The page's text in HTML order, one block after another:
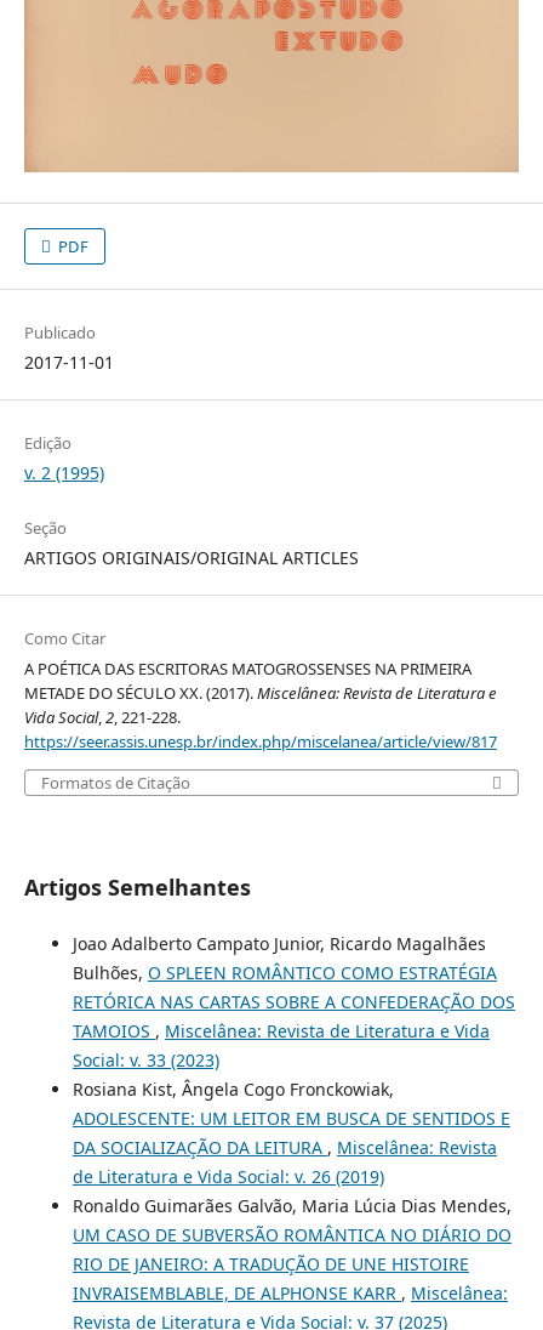
PDF
Publicado
2017-11-01
Edição
v. 2 (1995)
Seção
ARTIGOS ORIGINAIS/ORIGINAL ARTICLES
Como Citar
A POÉTICA DAS ESCRITORAS MATOGROSSENSES NA PRIMEIRA
METADE DO SÉCULO XX. (2017).Miscelânea: Revista de Literatura e
Vida Social,2, 221-228.
https://seer.assis.unesp.br/index.php/miscelanea/article/view/817
Formatos de Citação
Artigos Semelhantes
Joao Adalberto Campato Junior, Ricardo Magalhães
Bulhões, O SPLEEN ROMÂNTICO COMO ESTRATÉGIA
RETÓRICA NAS CARTAS SOBRE A CONFEDERAÇÃO DOS
TAMOIOS , Miscelânea: Revista de Literatura e Vida
Social: v. 33 (2023)
Rosiana Kist, Ângela Cogo Fronckowiak,
ADOLESCENTE: UM LEITOR EM BUSCA DE SENTIDOS E
DA SOCIALIZAÇÃO DA LEITURA , Miscelânea: Revista
de Literatura e Vida Social: v. 26 (2019)
Ronaldo Guimarães Galvão, Maria Lúcia Dias Mendes,
UM CASO DE SUBVERSÃO ROMÂNTICA NO DIÁRIO DO
RIO DE JANEIRO: A TRADUÇÃO DE UNE HISTOIRE
INVRAISEMBLABLE, DE ALPHONSE KARR , Miscelânea:
Revista de Literatura e Vida Social: v. 37 (2025)